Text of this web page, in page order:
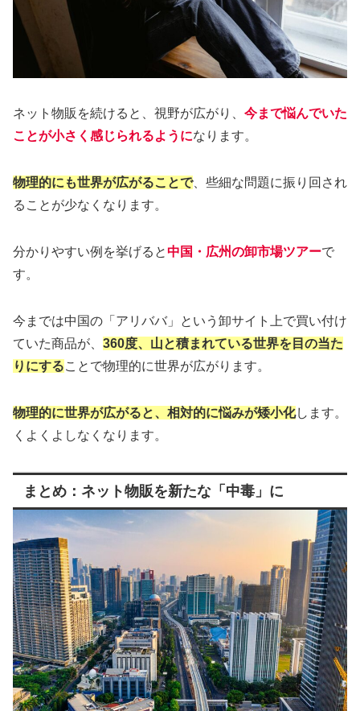
ネット物販を続けると、視野が広がり、 今まで悩んでいた
ことが小さく感じられるようになります。
物理的にも世界が広がることで、些細な問題に振り回され
ることが少なくなります。
分かりやすい例を挙げると中国・広州の卸市場ツアーで
す。
今までは中国の「アリババ」という卸サイト上で買い付け
ていた商品が、 360度、山と積まれている世界を目の当た
りにすることで物理的に世界が広がります。
物理的に世界が広がると、相対的に悩みが矮小化します。
くよくよしなくなります。
まとめ：ネット物販を新たな「中毒」に